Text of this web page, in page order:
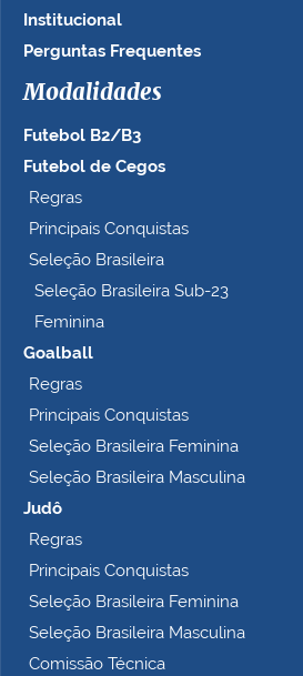
Institucional
Perguntas Frequentes
Modalidades
Futebol B2/B3
Futebol de Cegos
Regras
Principais Conquistas
Seleção Brasileira
Seleção Brasileira Sub-23
Feminina
Goalball
Regras
Principais Conquistas
Seleção Brasileira Feminina
Seleção Brasileira Masculina
Judô
Regras
Principais Conquistas
Seleção Brasileira Feminina
Seleção Brasileira Masculina
Comissão Técnica